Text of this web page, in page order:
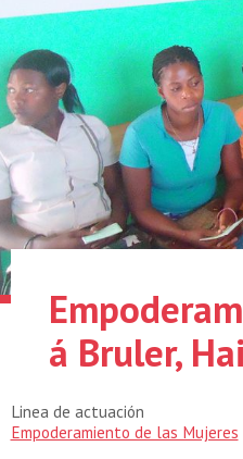
á Bruler,
Linea de actuación
Empoderamiento de las Mujeres